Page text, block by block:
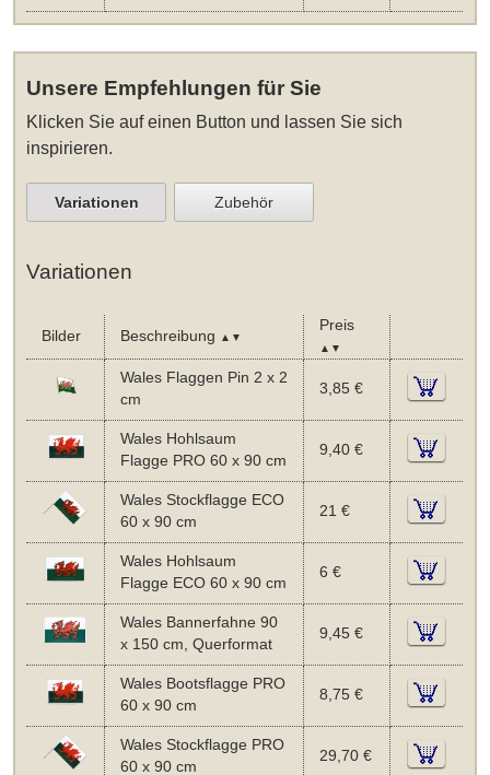
Unsere Empfehlungen für Sie
Klicken Sie auf einen Button und lassen Sie sich
inspirieren.
Variationen Zubehör
Variationen
Bilder Beschreibung ▲▼
Preis
▲▼
Wales Flaggen Pin 2 x 2
cm
3,85 €
Wales Hohlsaum
Flagge PRO 60 x 90 cm
9,40 €
Wales Stockflagge ECO
60 x 90 cm
21 €
Wales Hohlsaum
Flagge ECO 60 x 90 cm
6 €
Wales Bannerfahne 90
x 150 cm, Querformat
9,45 €
Wales Bootsflagge PRO
60 x 90 cm
8,75 €
Wales Stockflagge PRO
60 x 90 cm
29,70 €